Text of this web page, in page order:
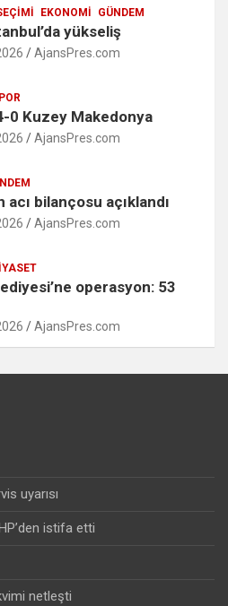
EKONOMI GÜNDEM
yükseliş
AjansPres.com
0 Kuzey Makedonya
AjansPres.com
acı bilançosu açıklandı
AjansPres.com
operasyon: 53
AjansPres.com
uyarısı
istifa etti
netleşti